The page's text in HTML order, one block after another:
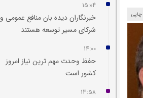
15:04
خبرنگاران دیده‌ بان منافع عمومی و
شرکای مسیر توسعه هستند
14:00
حفظ وحدت مهم‌ ترین نیاز امروز
کشور است
13:58